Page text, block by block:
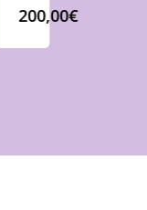
200,00€